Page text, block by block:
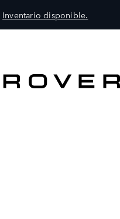
Inventario disponible.